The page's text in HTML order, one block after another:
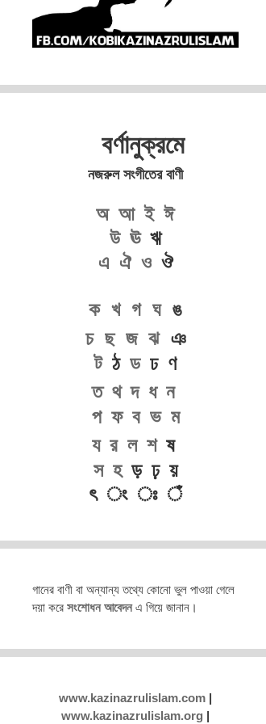
বর্ণানুক্রমে
নজরুল সংগীতের বাণী
অ আ ই ঈ
উ ঊঋ
এ ঐ ওঔ
ক খ গ ঘঙ
চ ছ জ ঝঞ
টঠ ডঢ ণ
ত থ দ ধ ন
প ফ ব ভ ম
য র ল শষ
স হড় ঢ় য়
ৎ ং ঃ ঁ
গানের বাণী বা অন্যান্য তথ্যে কোনো ভুল পাওয়া গেলে
দয়া করে সংশোধন আবেদনএ গিয়ে জানান।
www.kazinazrulislam.com |
www.kazinazrulislam.org |